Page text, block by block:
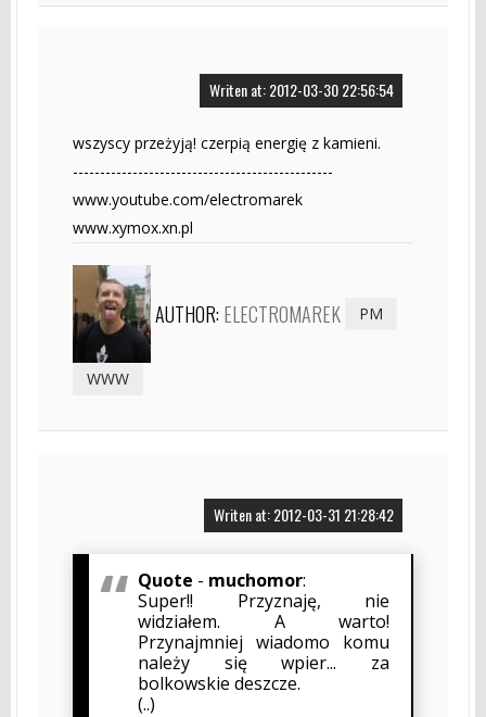
Writen at: 2012-03-30 22:56:54
wszyscy przeżyją! czerpią energię z kamieni.
------------------------------------------------
www.youtube.com/electromarek
www.xymox.xn.pl
AUTHOR: ELECTROMAREK PM
WWW
Writen at: 2012-03-31 21:28:42
Quote - muchomor:
Super!! Przyznaję, nie
widziałem. A warto!
Przynajmniej wiadomo komu
należy się wpier... za
bolkowskie deszcze.
(..)